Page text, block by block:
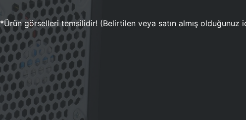
*Ürün görselleri temsilidir! (Belirtilen veya satın almış